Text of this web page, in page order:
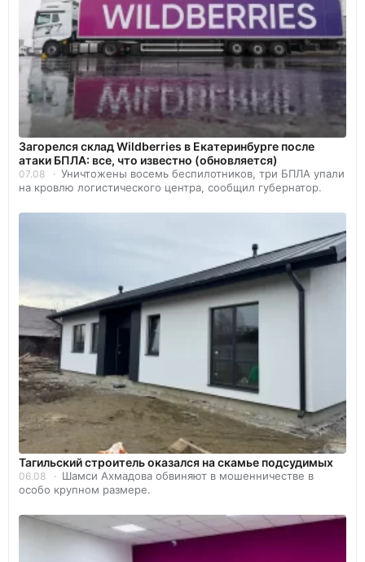
Загорелся склад Wildberries в Екатеринбурге после
атаки БПЛА: все, что известно (обновляется)
07.08
Уничтожены восемь беспилотников, три БПЛА упали
на кровлю логистического центра, сообщил губернатор.
Тагильский строитель оказался на скамье подсудимых
06.08
Шамси Ахмадова обвиняют в мошенничестве в
особо крупном размере.